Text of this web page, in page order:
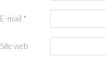
E-mail *
Site web